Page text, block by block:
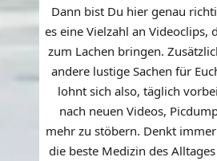
Dann bist Du hier genau
es eine Vielzahl an Videoclips,
zum Lachen bringen.
andere lustige Sachen für
lohnt sich also, täglich
nach neuen Videos,
mehr zu stöbern. Denkt
die beste Medizin des